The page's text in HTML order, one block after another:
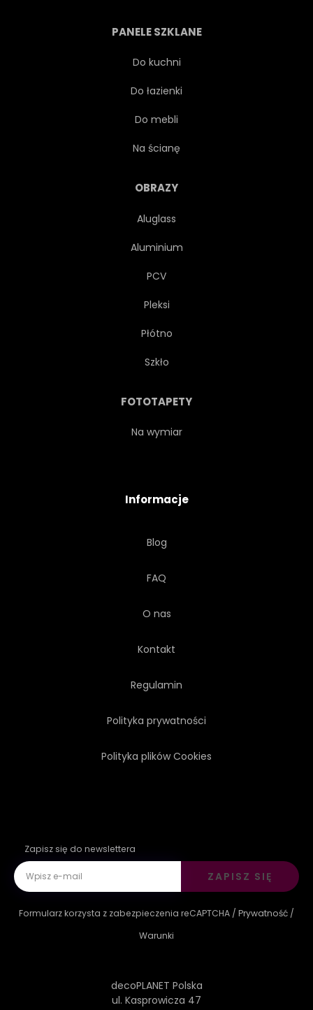
PROJEKTOWAĆ
POMARAŃCZOWY
PANELE SZKLANE
Do kuchni
Do łazienki
Do mebli
Na ścianę
OBRAZY
Aluglass
Aluminium
PCV
Pleksi
Płótno
Szkło
FOTOTAPETY
Na wymiar
Informacje
Blog
FAQ
O nas
Kontakt
Regulamin
Polityka prywatności
Polityka plików Cookies
Zapisz się do newslettera
ZAPISZ SIĘ
Formularz korzysta z zabezpieczenia reCAPTCHA / Prywatność /
Warunki
decoPLANET Polska
ul. Kasprowicza 47